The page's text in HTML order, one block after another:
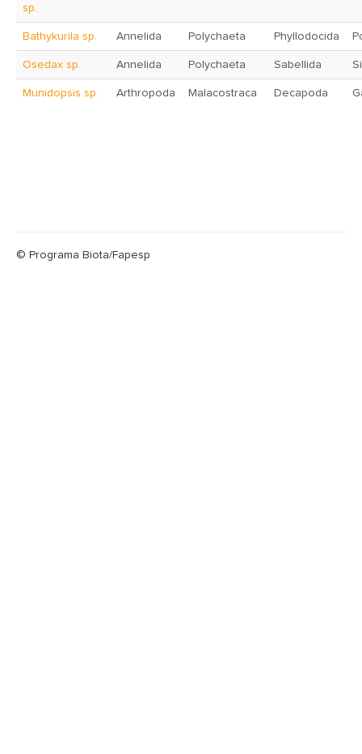
sp.
Bathykurila sp. Annelida Polychaeta Phyllodocida
Osedax sp. Annelida Polychaeta Sabellida
Munidopsis sp. Arthropoda Malacostraca Decapoda
© Programa Biota/Fapesp